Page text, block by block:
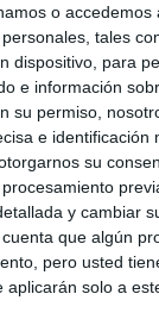
o
tales
dispositivo, para
e información
su permiso,
e
su
y cambiar
que algún
pero usted
solo a